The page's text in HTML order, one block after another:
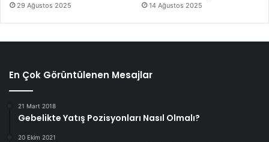
29 Ağustos 2025 14 Ağustos 2025
En Çok Görüntülenen Mesajlar
21 Mart 2018
Gebelikte Yatış Pozisyonları Nasıl Olmalı?
20 Ekim 2021